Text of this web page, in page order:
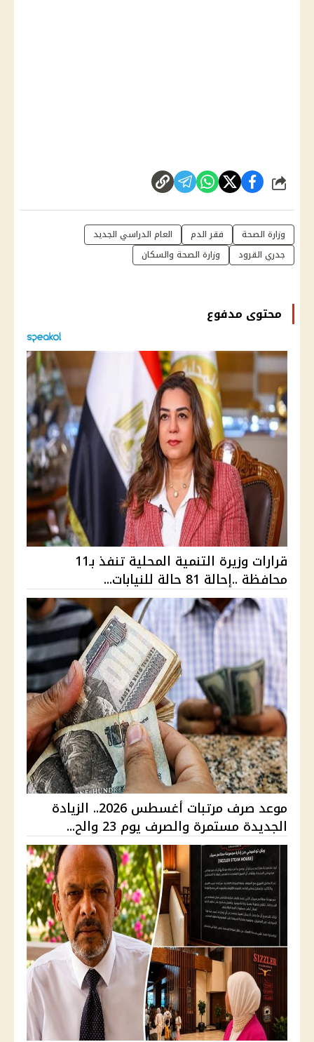
شارك
وزارة الصحة فقر الدم
العام الدراسي الجديد
جدري القرود
وزارة الصحة والسكان
محتوى مدفوع
قرارات وزيرة التنمية المحلية تنفذ بـ11
محافظة ..إحالة 81 حالة للنيابات...
موعد صرف مرتبات أغسطس 2026.. الزيادة
الجديدة مستمرة والصرف يوم 23 والح...